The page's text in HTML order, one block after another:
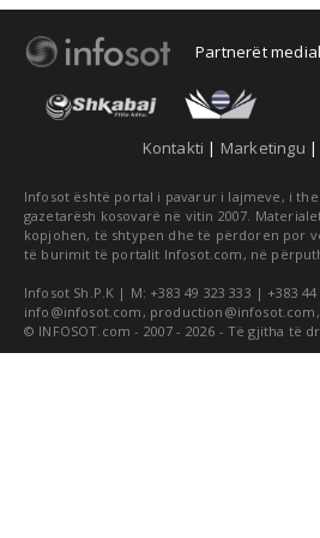
Partnerët
Kontakti | Marketingu |
Infosot është portal i pavarur i lajmeve, i
gazetarësh kosovarë në vitin 2007.
kopjohen, të shtypen dhe të përdoren por
të burimit të portalit Infosot.com, në
Infosot Sh.P.K | M: +383 49 323 333 | +383 44
info@infosot.com , production@infosot.com ,
© INFOSOT.com - 2007 - 2026 - Të gjitha të